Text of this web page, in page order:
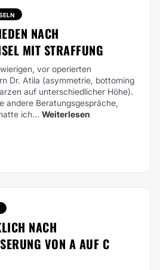
NACH
MIT STRAFFUNG
vor operierten
Dr. Atila (asymmetrie, bottoming
auf unterschiedlicher Höhe).
andere Beratungsgespräche,
ich... Weiterlesen
NACH
VON A AUF C K